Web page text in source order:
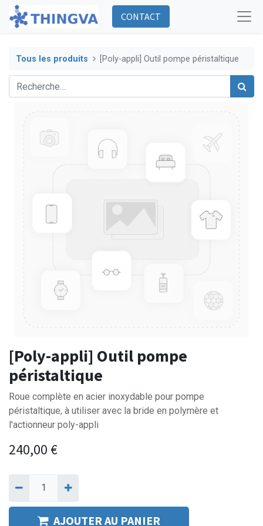
CONTACT
Tous les produits [Poly-appli] Outil pompe péristaltique
[Poly-appli] Outil pompe
péristaltique
Roue complète en acier inoxydable pour pompe
péristaltique, à utiliser avec la bride en polymère et
l'actionneur poly-appli
240,00 €
AJOUTER AU PANIER